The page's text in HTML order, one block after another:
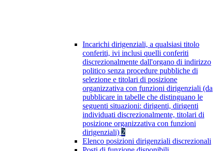
Incarichi dirigenziali, a qualsiasi titolo
conferiti, ivi inclusi quelli conferiti
discrezionalmente dall'organo di indirizzo
politico senza procedure pubbliche di
selezione e titolari di posizione
organizzativa con funzioni dirigenziali (da
pubblicare in tabelle che distinguano le
seguenti situazioni: dirigenti, dirigenti
individuati discrezionalmente, titolari di
posizione organizzativa con funzioni
dirigenziali) 2
Elenco posizioni dirigenziali discrezionali